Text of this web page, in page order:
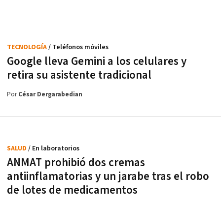
Google lleva Gemini a los celulares y
retira su asistente tradicional
TECNOLOGÍA/ Teléfonos móviles
PorCésar Dergarabedian
ANMAT prohibió dos cremas
antiinflamatorias y un jarabe tras el robo
de lotes de medicamentos
SALUD / En laboratorios